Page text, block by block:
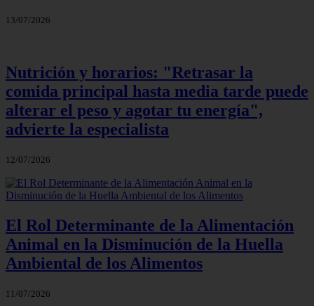
13/07/2026
Nutrición y horarios: "Retrasar la
comida principal hasta media tarde puede
alterar el peso y agotar tu energía",
advierte la especialista
12/07/2026
El Rol Determinante de la Alimentación
Animal en la Disminución de la Huella
Ambiental de los Alimentos
11/07/2026